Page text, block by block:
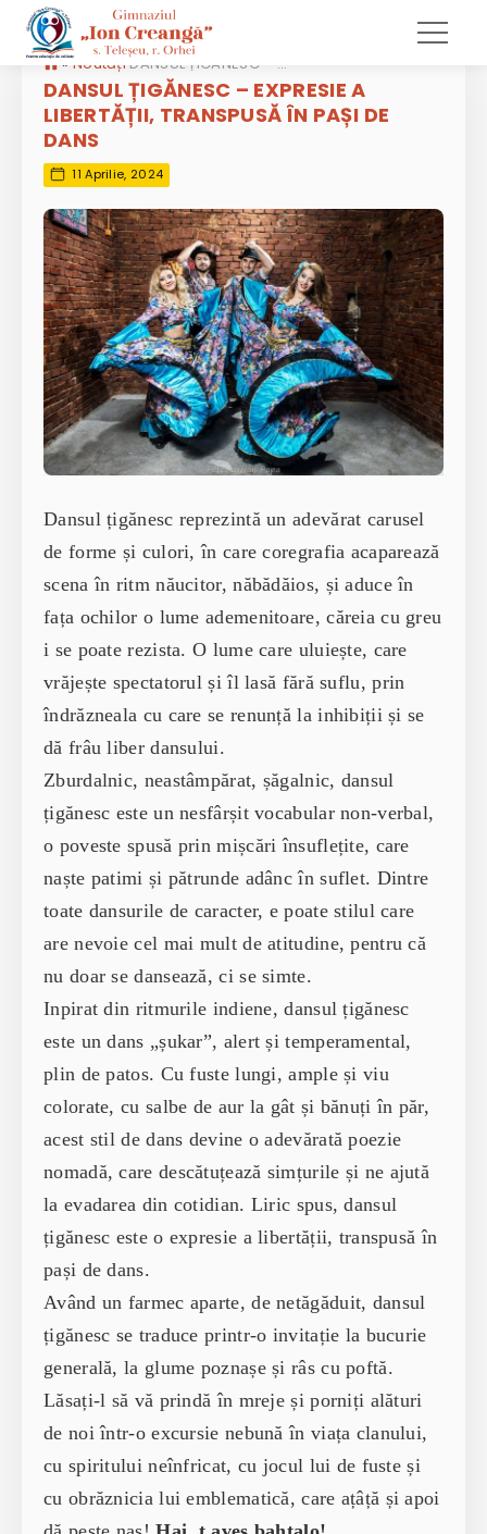
»Noutăți DANSUL ȚIGĂNESC – EXPRESIE A LIBERTĂȚII, TRANSPUSĂ ÎN PAȘI DE DANS
DANSUL ȚIGĂNESC – EXPRESIE A
LIBERTĂȚII, TRANSPUSĂ ÎN PAȘI DE
DANS
11 Aprilie, 2024
Dansul țigănesc reprezintă un adevărat carusel
de forme și culori, în care coregrafia acaparează
scena în ritm năucitor, năbădăios, și aduce în
fața ochilor o lume ademenitoare, căreia cu greu
i se poate rezista. O lume care uluiește, care
vrăjește spectatorul și îl lasă fără suflu, prin
îndrăzneala cu care se renunță la inhibiții și se
dă frâu liber dansului.
Zburdalnic, neastâmpărat, șăgalnic, dansul
țigănesc este un nesfârșit vocabular non-verbal,
o poveste spusă prin mișcări însuflețite, care
naște patimi și pătrunde adânc în suflet. Dintre
toate dansurile de caracter, e poate stilul care
are nevoie cel mai mult de atitudine, pentru că
nu doar se dansează, ci se simte.
Inpirat din ritmurile indiene, dansul țigănesc
este un dans „șukar”, alert și temperamental,
plin de patos. Cu fuste lungi, ample și viu
colorate, cu salbe de aur la gât și bănuți în păr,
acest stil de dans devine o adevărată poezie
nomadă, care descătuțează simțurile și ne ajută
la evadarea din cotidian. Liric spus, dansul
țigănesc este o expresie a libertății, transpusă în
pași de dans.
Având un farmec aparte, de netăgăduit, dansul
țigănesc se traduce printr-o invitație la bucurie
generală, la glume poznașe și râs cu poftă.
Lăsați-l să vă prindă în mreje și porniți alături
de noi într-o excursie nebună în viața clanului,
cu spiritului neînfricat, cu jocul lui de fuste și
cu obrăznicia lui emblematică, care ațâță și apoi